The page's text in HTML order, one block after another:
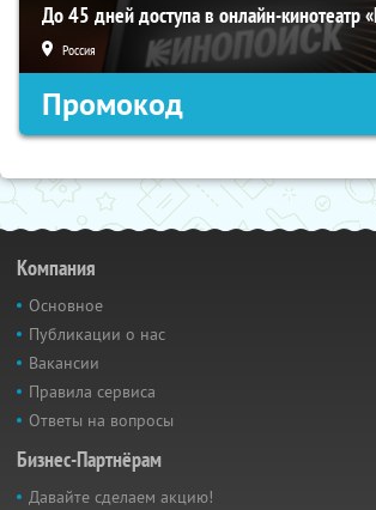
До 45 дней доступа в онлайн-кинотеатр
Россия
Промокод
Компания
Основное
Публикации о нас
Вакансии
Правила сервиса
Ответы на вопросы
Бизнес-Партнёрам
Давайте сделаем акцию!